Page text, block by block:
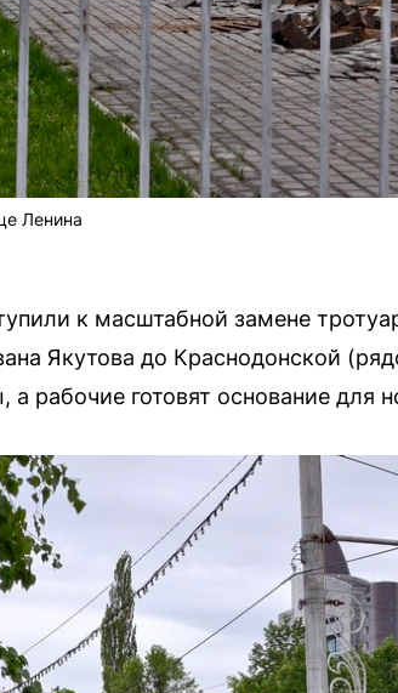
Ленина
к масштабной замене
Якутова до Краснодонской
рабочие готовят основание для